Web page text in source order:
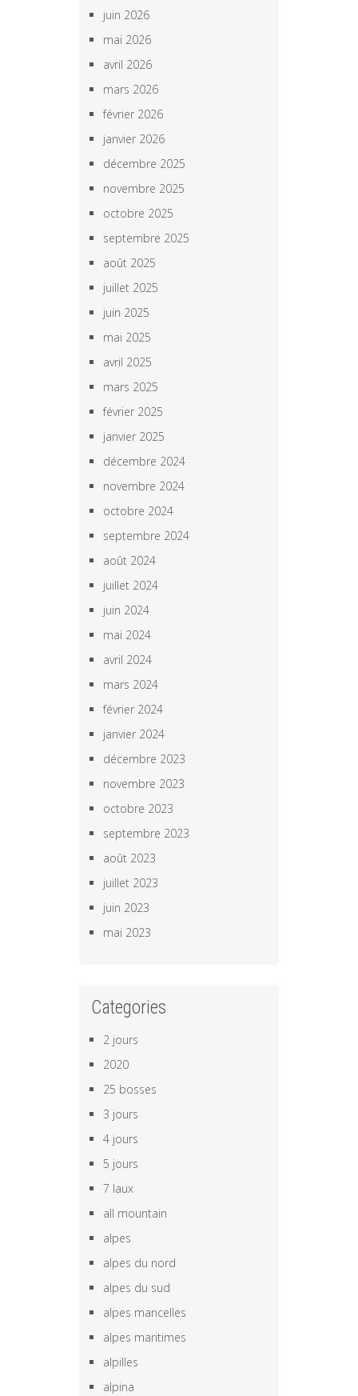
juin 2026
mai 2026
avril 2026
mars 2026
février 2026
janvier 2026
décembre 2025
novembre 2025
octobre 2025
septembre 2025
août 2025
juillet 2025
juin 2025
mai 2025
avril 2025
mars 2025
février 2025
janvier 2025
décembre 2024
novembre 2024
octobre 2024
septembre 2024
août 2024
juillet 2024
juin 2024
mai 2024
avril 2024
mars 2024
février 2024
janvier 2024
décembre 2023
novembre 2023
octobre 2023
septembre 2023
août 2023
juillet 2023
juin 2023
mai 2023
Categories
2 jours
2020
25 bosses
3 jours
4 jours
5 jours
7 laux
all mountain
alpes
alpes du nord
alpes du sud
alpes mancelles
alpes maritimes
alpilles
alpina